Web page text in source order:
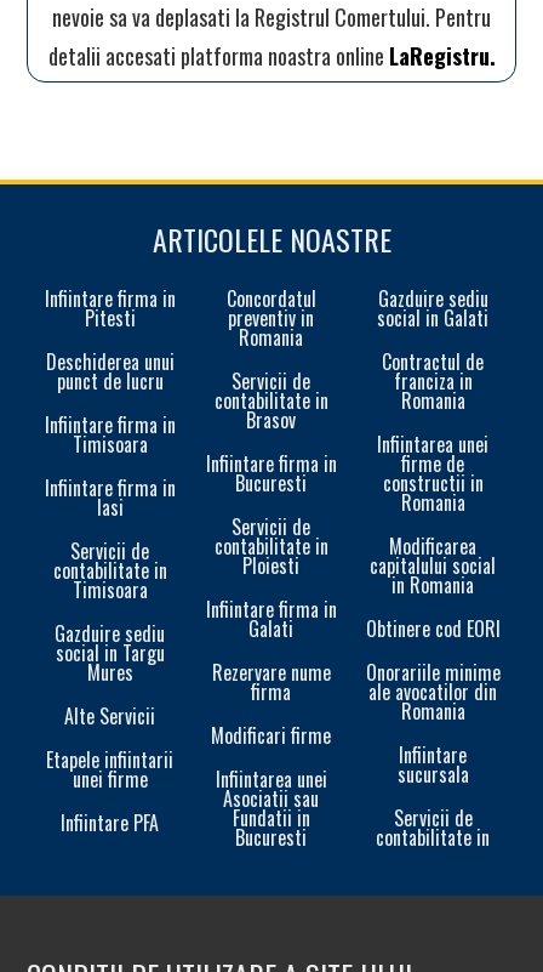
nevoie sa va deplasati la Registrul Comertului. Pentru
detalii accesati platforma noastra online LaRegistru.
ARTICOLELE NOASTRE
Infiintare firma in
Pitesti
Deschiderea unui
punct de lucru
Infiintare firma in
Timisoara
Infiintare firma in
Iasi
Servicii de
contabilitate in
Timisoara
Gazduire sediu
social in Targu
Mures
Alte Servicii
Etapele infiintarii
unei firme
Infiintare PFA
Concordatul
preventiv in
Romania
Servicii de
contabilitate in
Brasov
Infiintare firma in
Bucuresti
Servicii de
contabilitate in
Ploiesti
Infiintare firma in
Galati
Rezervare nume
firma
Modificari firme
Infiintarea unei
Asociatii sau
Fundatii in
Bucuresti
Gazduire sediu
social in Galati
Contractul de
franciza in
Romania
Infiintarea unei
firme de
constructii in
Romania
Modificarea
capitalului social
in Romania
Obtinere cod EORI
Onorariile minime
ale avocatilor din
Romania
Infiintare
sucursala
Servicii de
contabilitate in